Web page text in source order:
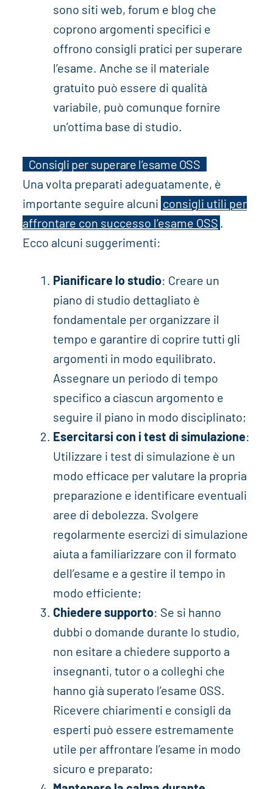
sono siti web, forum e blog che
coprono argomenti specifici e
offrono consigli pratici per superare
l’esame. Anche se il materiale
gratuito può essere di qualità
variabile, può comunque fornire
un’ottima base di studio.
Consigli per superare l’esame OSS
Una volta preparati adeguatamente, è
importante seguire alcuni consigli utili per
affrontare con successo l’esame OSS .
Ecco alcuni suggerimenti:
Pianificare lo studio: Creare un
piano di studio dettagliato è
fondamentale per organizzare il
tempo e garantire di coprire tutti gli
argomenti in modo equilibrato.
Assegnare un periodo di tempo
specifico a ciascun argomento e
seguire il piano in modo disciplinato;
Esercitarsi con i test di simulazione:
Utilizzare i test di simulazione è un
modo efficace per valutare la propria
preparazione e identificare eventuali
aree di debolezza. Svolgere
regolarmente esercizi di simulazione
aiuta a familiarizzare con il formato
dell’esame e a gestire il tempo in
modo efficiente;
Chiedere supporto: Se si hanno
dubbi o domande durante lo studio,
non esitare a chiedere supporto a
insegnanti, tutor o a colleghi che
hanno già superato l’esame OSS.
Ricevere chiarimenti e consigli da
esperti può essere estremamente
utile per affrontare l’esame in modo
sicuro e preparato;